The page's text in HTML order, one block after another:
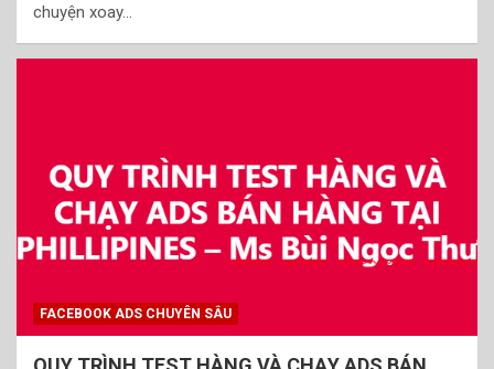
chuyện xoay…
FACEBOOK ADS CHUYÊN SÂU